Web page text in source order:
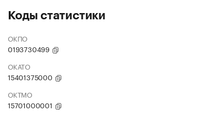
Коды статистики
ОКПО
0193730499
ОКАТО
15401375000
ОКТМО
15701000001